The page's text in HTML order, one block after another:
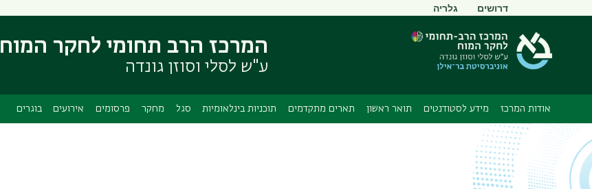
העיקרי
ניווט
ראשי
תפריט
משני
דרושים גלריה
המרכז הרב תחומי לחקר המוח
ע"ש לסלי וסוזן גונדה
אודות המרכז מידע לסטודנטים תואר ראשון תארים מתקדמים תוכניות בינלאומיות סגל מחקר פרסומים אירועים בוגרים